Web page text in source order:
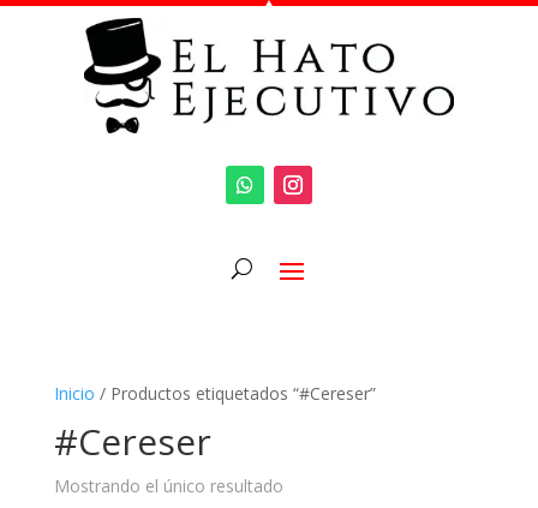
Inicio / Productos etiquetados “#Cereser”
#Cereser
Mostrando el único resultado